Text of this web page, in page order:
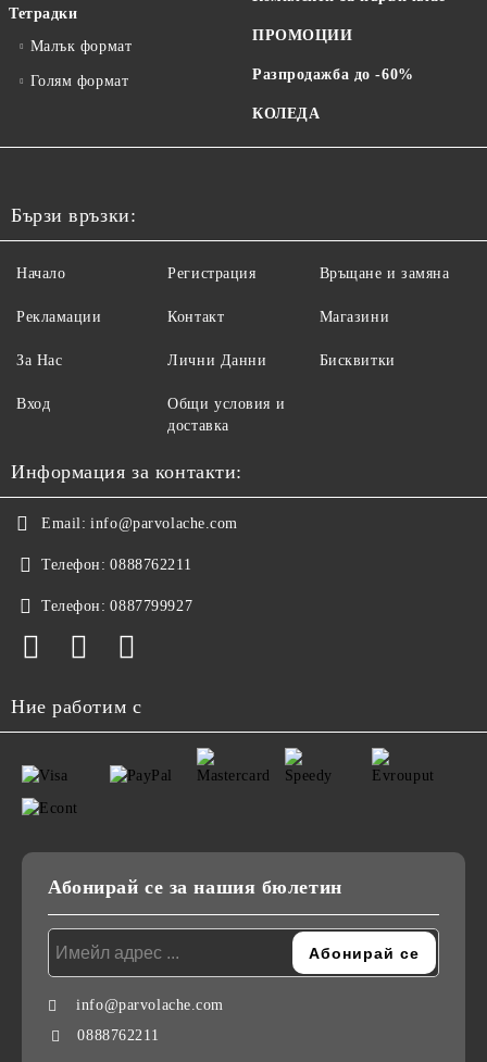
Тетрадки
Малък формат
Голям формат
ПРОМОЦИИ
Разпродажба до -60%
КОЛЕДА
Бързи връзки:
Начало
Рекламации
За Нас
Вход
Регистрация
Контакт
Лични Данни
Общи условия и
доставка
Връщане и замяна
Магазини
Бисквитки
Информация за контакти:
Email: info@parvolache.com
Телефон: 0888762211
Телефон: 0887799927
Ние работим с
Абонирай се за нашия бюлетин
info@parvolache.com
0888762211